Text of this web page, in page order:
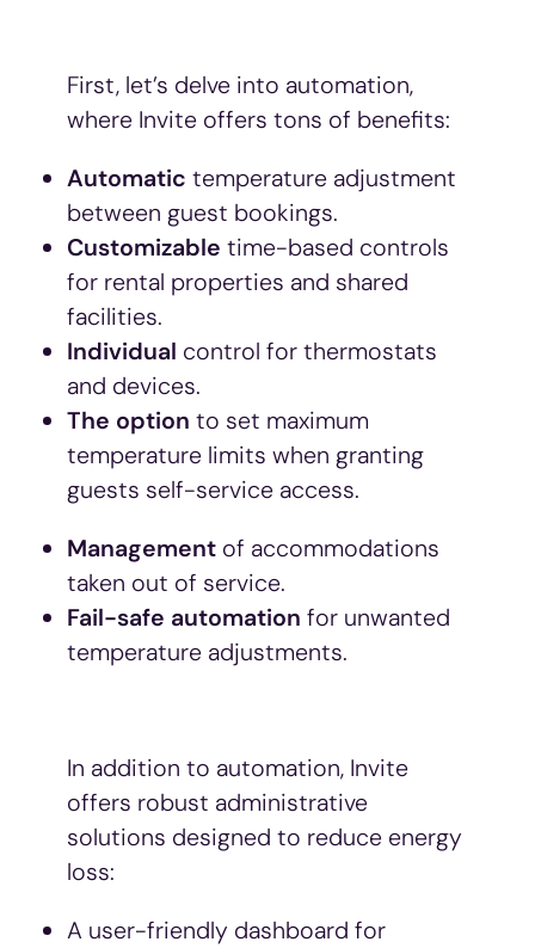
First, let’s delve into automation,
where Invite offers tons of benefits:
Automatic temperature adjustment
between guest bookings.
Customizable time-based controls
for rental properties and shared
facilities.
Individual control for thermostats
and devices.
The option to set maximum
temperature limits when granting
guests self-service access.
Management of accommodations
taken out of service.
Fail-safe automation for unwanted
temperature adjustments.
In addition to automation, Invite
offers robust administrative
solutions designed to reduce energy
loss:
A user-friendly dashboard for